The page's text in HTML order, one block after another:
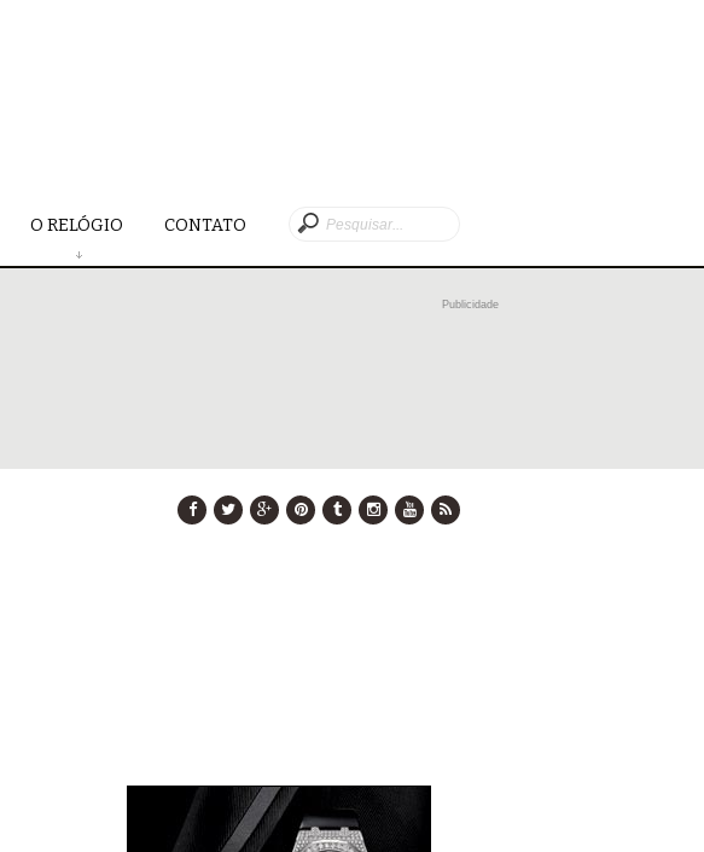
O RELÓGIO CONTATO
Publicidade